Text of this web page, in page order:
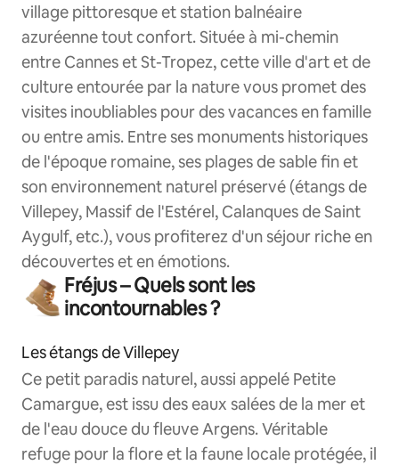
village pittoresque et station balnéaire
azuréenne tout confort. Située à mi-chemin
entre Cannes et St-Tropez, cette ville d'art et de
culture entourée par la nature vous promet des
visites inoubliables pour des vacances en famille
ou entre amis. Entre ses monuments historiques
de l'époque romaine, ses plages de sable fin et
son environnement naturel préservé (étangs de
Villepey, Massif de l'Estérel, Calanques de Saint
Aygulf, etc.), vous profiterez d'un séjour riche en
découvertes et en émotions.
Fréjus – Quels sont les
incontournables ?
Les étangs de Villepey
Ce petit paradis naturel, aussi appelé Petite
Camargue, est issu des eaux salées de la mer et
de l'eau douce du fleuve Argens. Véritable
refuge pour la flore et la faune locale protégée, il